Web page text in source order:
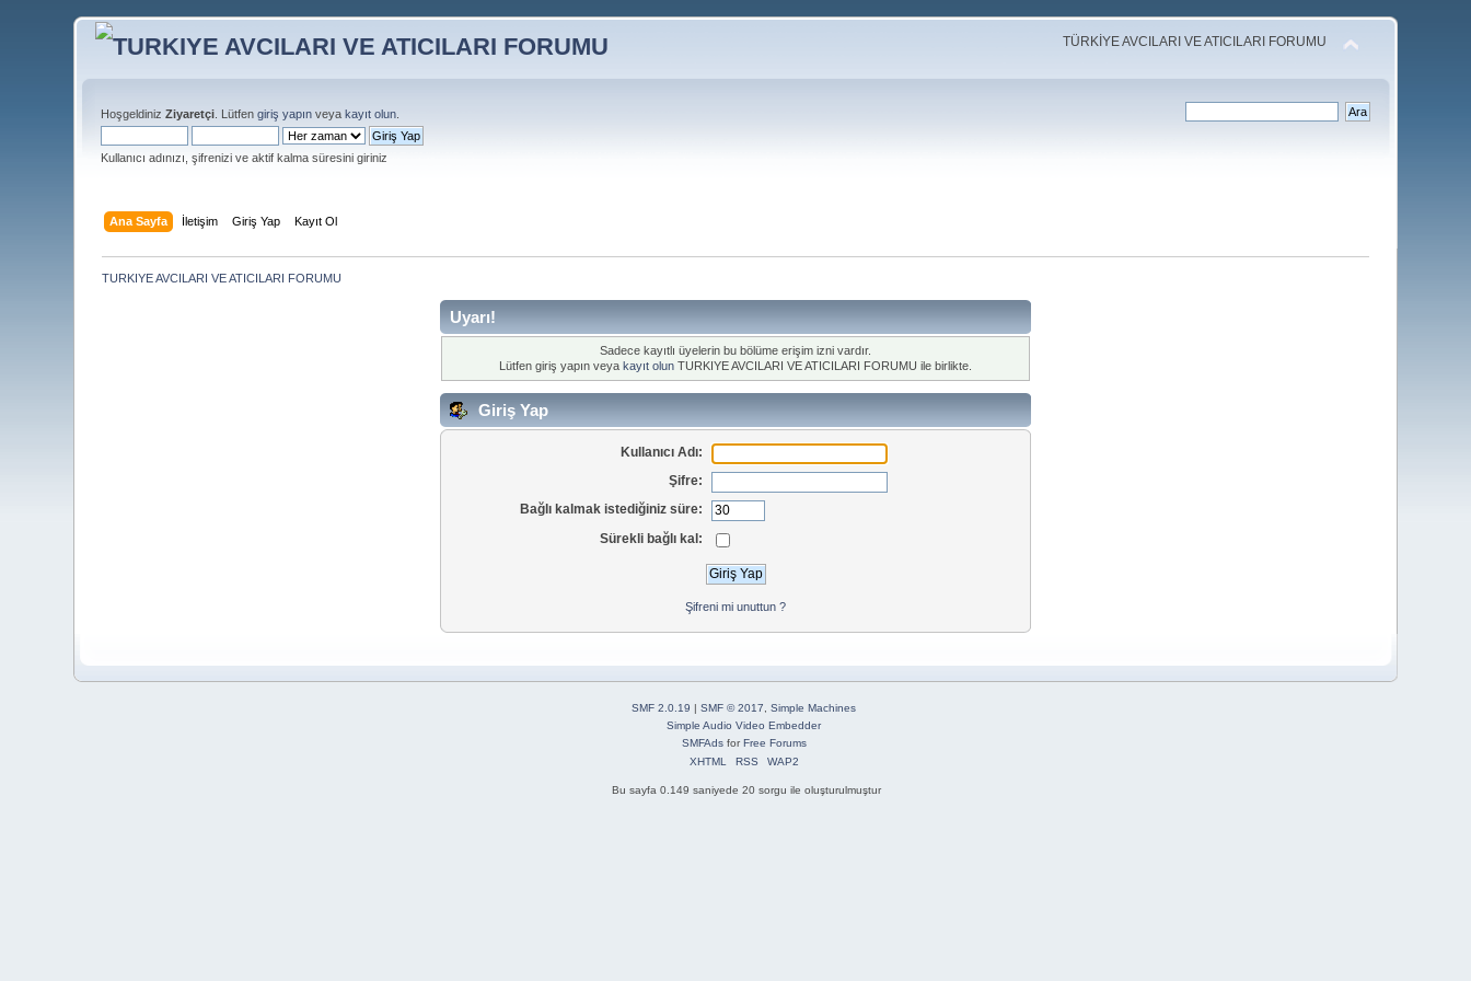
TÜRKİYE AVCILARI VE ATICILARI FORUMU
HoşgeldinizZiyaretçi . Lütfengiriş yapın veyakayıt olun
Kullanıcı adınızı, şifrenizi ve aktif kalma süresini giriniz
Ana Sayfa İletişim Giriş Yap Kayıt Ol
TURKIYE AVCILARI VE ATICILARI FORUMU
Uyarı!
Sadece kayıtlı üyelerin bu bölüme erişim izni vardır.
Lütfen giriş yapın veya kayıt olun TURKIYE AVCILARI VE ATICILARI FORUMU ile birlikte.
Giriş Yap
Kullanıcı Adı:
Şifre:
Bağlı kalmak istediğiniz süre:
Sürekli bağlı kal:
Şifreni mi unuttun ?
SMF 2.0.19 | SMF © 2017
Simple Machines
Simple Audio Video Embedder
SMFAdsforFree Forums
XHTML
RSS WAP2
Bu sayfa 0.149 saniyede 20 sorgu ile oluşturulmuştur